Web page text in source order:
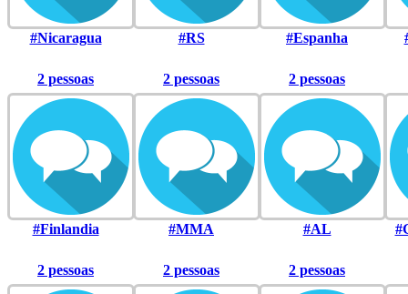
#Nicaragua #RS #Espanha
2 pessoas
#Finlandia
2 pessoas
#MMA
2 pessoas
#AL
2 pessoas 2 pessoas 2 pessoas